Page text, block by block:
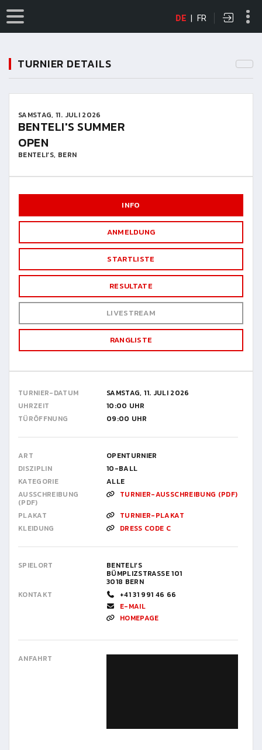
DE | FR
TURNIER DETAILS
SAMSTAG, 11. JULI 2026
BENTELI'S SUMMER
OPEN
BENTELI’S, BERN
INFO
ANMELDUNG
STARTLISTE
RESULTATE
LIVESTREAM
RANGLISTE
TURNIER-DATUM
SAMSTAG, 11. JULI 2026
UHRZEIT
10:00 UHR
TÜRÖFFNUNG
09:00 UHR
ART
OPENTURNIER
DISZIPLIN
10-BALL
KATEGORIE
ALLE
AUSSCHREIBUNG
(PDF)
TURNIER-AUSSCHREIBUNG (PDF)
PLAKAT
TURNIER-PLAKAT
KLEIDUNG
DRESS CODE C
SPIELORT BENTELI’S
BÜMPLIZSTRASSE 101
3018 BERN
KONTAKT
+41 31 991 46 66
E-MAIL
HOMEPAGE
ANFAHRT